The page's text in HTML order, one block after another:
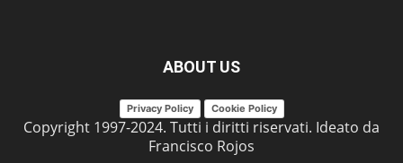
ABOUT US
Privacy Policy Cookie Policy
Copyright 1997-2024. Tutti i diritti riservati. Ideato da
Francisco Rojos